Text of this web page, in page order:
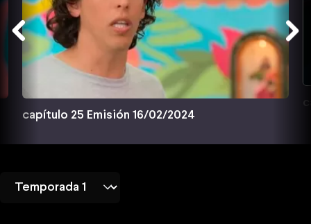
capítulo 25 Emisión 16/02/2024